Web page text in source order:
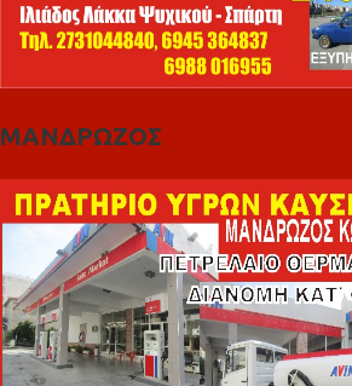
ΜΑΝΔΡΩΖΟΣ